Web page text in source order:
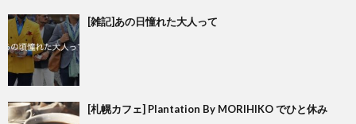
[雑記]あの日憧れた大人って
[札幌カフェ] Plantation By MORIHIKO でひと休み